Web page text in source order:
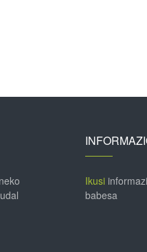
Ikusi
babesa